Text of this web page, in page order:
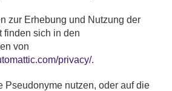
zur Erhebung und Nutzung der
finden sich in den
von
privacy/.
Pseudonyme nutzen, oder auf die